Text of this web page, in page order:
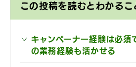
この投稿を読むとわかるこ
キャンペーナー経験は必須
の業務経験も活かせる